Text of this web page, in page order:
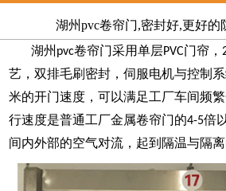
湖州pvc卷帘门,密封好,更好的
湖州 pvc卷帘门采用单层PVC门帘，
艺，双排毛刷密封，伺服电机与控制
米的开门速度，可以满足工厂车间频
行速度是普通工厂金属卷帘门的4-5倍
间内外部的空气对流，起到隔温与隔